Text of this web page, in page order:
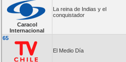
Caracol
Internacional
La reina de Indias y el
conquistador
65
El Medio Día